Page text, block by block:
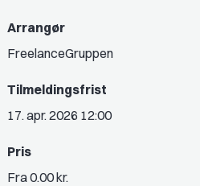
Arrangør
FreelanceGruppen
Tilmeldingsfrist
17. apr. 2026 12:00
Pris
Fra 0.00 kr.